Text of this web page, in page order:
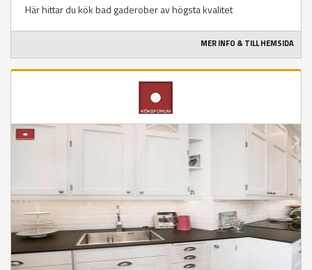
Här hittar du kök bad gaderober av högsta kvalitet
MER INFO & TILL HEMSIDA